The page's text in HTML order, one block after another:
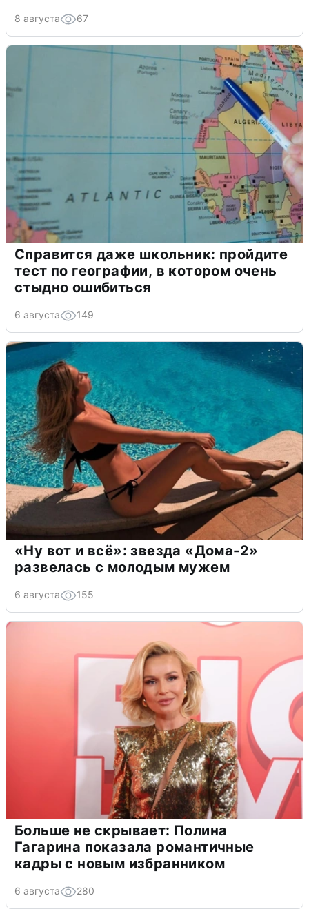
8 августа 67
Справится даже школьник: пройдите
тест по географии, в котором очень
стыдно ошибиться
6 августа 149
«Ну вот и всё»: звезда «Дома-2»
развелась с молодым мужем
6 августа 155
Больше не скрывает: Полина
Гагарина показала романтичные
кадры с новым избранником
6 августа 280